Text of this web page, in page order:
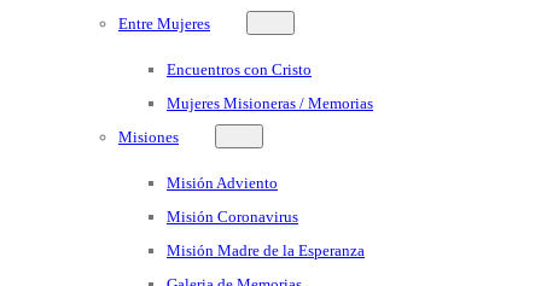
Entre Mujeres
Encuentros con Cristo
Mujeres Misioneras / Memorias
Misiones
Misión Adviento
Misión Coronavirus
Misión Madre de la Esperanza